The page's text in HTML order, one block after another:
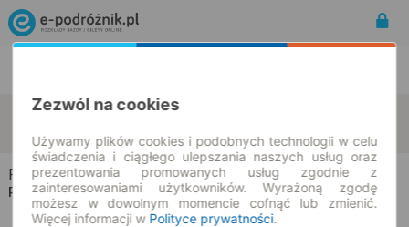
Piaseczno
Warszawa
07.08.2026 | -- : --
Piaseczno → Warszawa
Rozkład jazdy i bilety
Zezwól na cookies
Używamy plików cookies i podobnych technologii w celu
świadczenia i ciągłego ulepszania naszych usług oraz
prezentowania promowanych usług zgodnie z
zainteresowaniami użytkowników. Wyrażoną zgodę
możesz w dowolnym momencie cofnąć lub zmienić.
Więcej informacji w Polityce prywatności.